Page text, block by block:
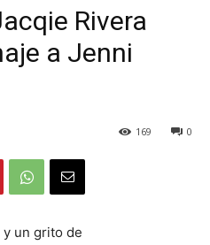
Rivera
a Jenni
0
169
un grito de